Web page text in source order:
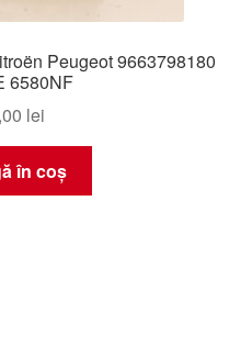
Peugeot 9663798180
6580NF
lei
în coș